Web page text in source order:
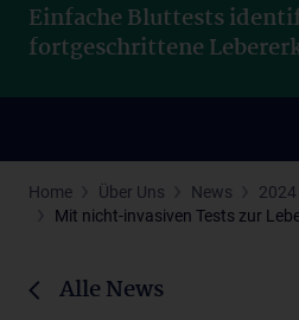
Einfache Bluttests
fortgeschrittene
Home Über Uns News 2024
Mit nicht-invasiven Tests zur
Alle News